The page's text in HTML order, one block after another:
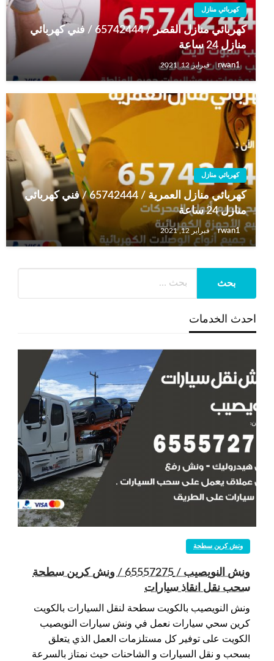
كهربائي منازل
كهربائي منازل القصر / 65742444 / فني كهربائي
منازل 24 ساعة
rwan1 فبراير 12, 2021
كهربائي منازل
كهربائي منازل العمرية / 65742444 / فني كهربائي
منازل 24 ساعة
rwan1 فبراير 12, 2021
احدث الخدمات
ونش كرين سطحة
ونش النويصيب / 65557275 / ونش كرين سطحة
سحب نقل انقاذ سيارات
ونش النويصيب بالكويت سطحة لنقل السيارات بالكويت
كرين سحي سيارات نعمل في ونش سيارات النويصيب
الكويت على توفير كل مستلزمات العمل الذي يتعلق
بسحب و نقل السيارات و الشاحنات حيث نمتاز بالسرعة